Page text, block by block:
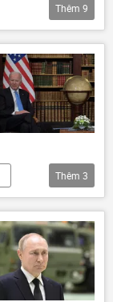
Thêm 9
Thêm 3